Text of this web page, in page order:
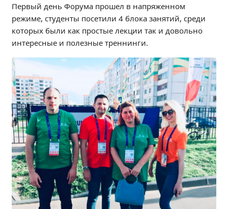
Руководство
Педагогический состав
Материально-техническое обеспечение и
оснащенность образовательного процесса.
Доступная среда
Стипендии и меры поддержки обучающихся
Платные образовательные услуги
Финансово-хозяйственная деятельность
Вакантные места для приёма (перевода)
Международное сотрудничество
Организация питания в образовательной
организации
УЧЕБНАЯ РАБОТА
Расписание занятий
Первый день Форума прошел в напряженном
режиме, студенты посетили 4 блока занятий, среди
которых были как простые лекции так и довольно
интересные и полезные треннинги.